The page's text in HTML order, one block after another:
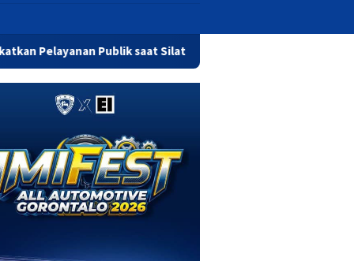
Silaturahmi di Botu Wagub Idah Syahidah Ingatkan